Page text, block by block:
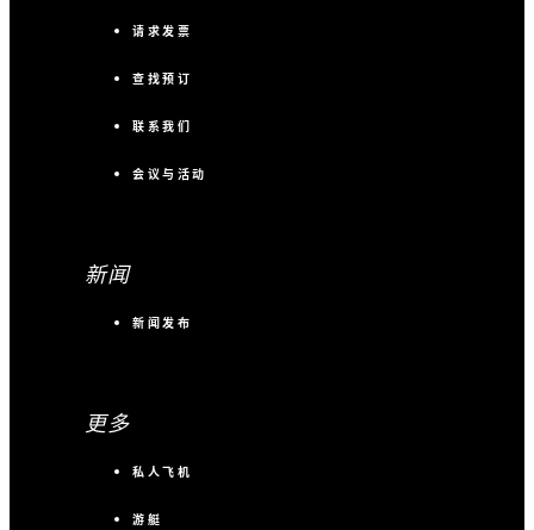
请求发票
查找预订
联系我们
会议与活动
新闻
新闻发布
更多
私人飞机
游艇